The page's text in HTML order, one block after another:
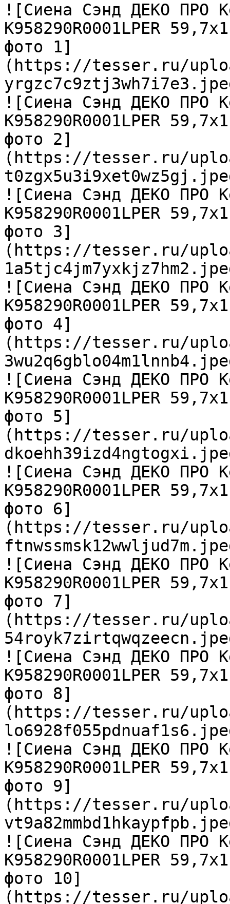
![Сиена Сэнд ДЕКО ПРО
K958290R0001LPER
фото 1]
(https://tesser.ru/
![Сиена Сэнд ДЕКО ПРО
K958290R0001LPER
фото 2]
(https://tesser.ru/
![Сиена Сэнд ДЕКО ПРО
K958290R0001LPER
фото 3]
(https://tesser.ru/
![Сиена Сэнд ДЕКО ПРО
K958290R0001LPER
фото 4]
(https://tesser.ru/
![Сиена Сэнд ДЕКО ПРО
K958290R0001LPER
фото 5]
(https://tesser.ru/
![Сиена Сэнд ДЕКО ПРО
K958290R0001LPER
фото 6]
(https://tesser.ru/
![Сиена Сэнд ДЕКО ПРО
K958290R0001LPER
фото 7]
(https://tesser.ru/
![Сиена Сэнд ДЕКО ПРО
K958290R0001LPER
фото 8]
(https://tesser.ru/
![Сиена Сэнд ДЕКО ПРО
K958290R0001LPER
фото 9]
(https://tesser.ru/
![Сиена Сэнд ДЕКО ПРО
K958290R0001LPER
фото 10]
(https://tesser.ru/